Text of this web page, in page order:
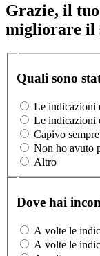
Grazie, il
migliorare il
Quali sono
Le indicazioni
Le indicazioni
Capivo
Non ho avuto
Altro
Dove hai
A volte le
A volte le